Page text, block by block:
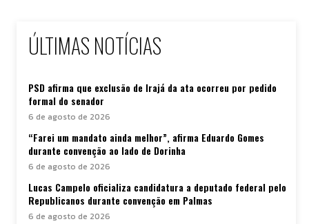
ÚLTIMAS NOTÍCIAS
PSD afirma que exclusão de Irajá da ata ocorreu por pedido
formal do senador
6 de agosto de 2026
“Farei um mandato ainda melhor”, afirma Eduardo Gomes
durante convenção ao lado de Dorinha
6 de agosto de 2026
Lucas Campelo oficializa candidatura a deputado federal pelo
Republicanos durante convenção em Palmas
6 de agosto de 2026